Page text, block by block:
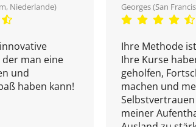
Niederlande)
man eine
und
haben kann!
Georges (San
Ihre Methode
Ihre Kurse
geholfen,
machen und
meiner